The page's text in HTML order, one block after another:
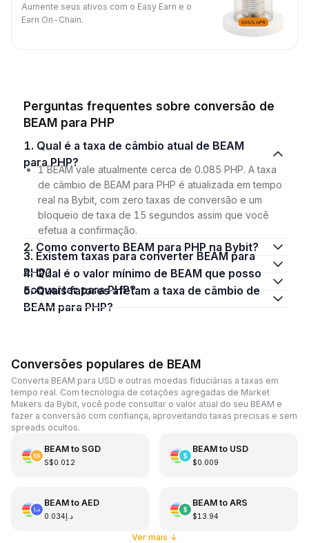
Aumente seus ativos com o Easy Earn e o
Earn On-Chain.
Perguntas frequentes sobre conversão de
BEAM para PHP
1. Qual é a taxa de câmbio atual de BEAM
para PHP?
1 BEAM vale atualmente cerca de 0.085 PHP. A taxa
de câmbio de BEAM para PHP é atualizada em tempo
real na Bybit, com zero taxas de conversão e um
bloqueio de taxa de 15 segundos assim que você
efetua a confirmação.
2. Como converto BEAM para PHP na Bybit?
3. Existem taxas para converter BEAM para
PHP?
4. Qual é o valor mínimo de BEAM que posso
converter para PHP?
5. Quais fatores afetam a taxa de câmbio de
BEAM para PHP?
Conversões populares de BEAM
Converta BEAM para USD e outras moedas fiduciárias a taxas em
tempo real. Com tecnologia de cotações agregadas de Market
Makers da Bybit, você pode consultar o valor atual do seu BEAM e
fazer a conversão com confiança, aproveitando taxas precisas e sem
spreads ocultos.
BEAMto SGD
S$0.012
BEAMto USD
$0.009
BEAMto AED
د.إ0.034
BEAMto ARS
$13.94
Ver mais ↓